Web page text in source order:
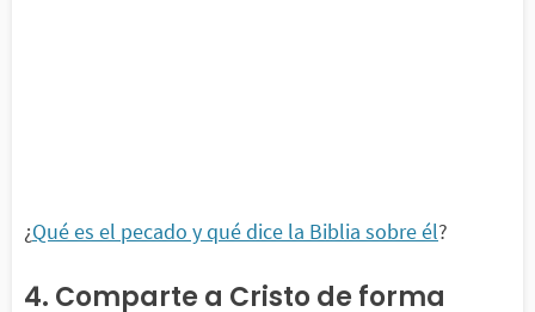
¿Qué es el pecado y qué dice la Biblia sobre él?
4. Comparte a Cristo de forma